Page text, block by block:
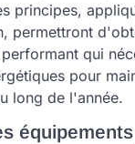
principes,
permettront
qui
pour
long de l'année.